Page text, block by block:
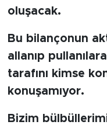
oluşacak.
Bu bilançonun
allanıp
tarafını kimse
konuşamıyor.
Bizim